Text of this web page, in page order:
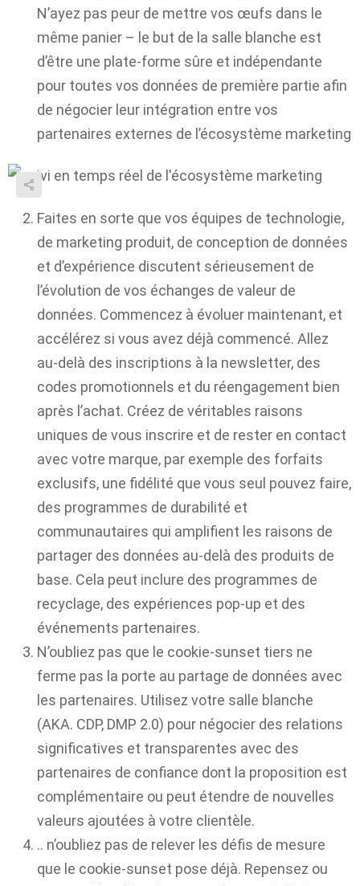
N’ayez pas peur de mettre vos œufs dans le
même panier – le but de la salle blanche est
d’être une plate-forme sûre et indépendante
pour toutes vos données de première partie afin
de négocier leur intégration entre vos
partenaires externes de l’écosystème marketing
Faites en sorte que vos équipes de technologie,
de marketing produit, de conception de données
et d’expérience discutent sérieusement de
l’évolution de vos échanges de valeur de
données. Commencez à évoluer maintenant, et
accélérez si vous avez déjà commencé. Allez
au-delà des inscriptions à la newsletter, des
codes promotionnels et du réengagement bien
après l’achat. Créez de véritables raisons
uniques de vous inscrire et de rester en contact
avec votre marque, par exemple des forfaits
exclusifs, une fidélité que vous seul pouvez faire,
des programmes de durabilité et
communautaires qui amplifient les raisons de
partager des données au-delà des produits de
base. Cela peut inclure des programmes de
recyclage, des expériences pop-up et des
événements partenaires.
N’oubliez pas que le cookie-sunset tiers ne
ferme pas la porte au partage de données avec
les partenaires. Utilisez votre salle blanche
(AKA. CDP, DMP 2.0) pour négocier des relations
significatives et transparentes avec des
partenaires de confiance dont la proposition est
complémentaire ou peut étendre de nouvelles
valeurs ajoutées à votre clientèle.
.. n’oubliez pas de relever les défis de mesure
que le cookie-sunset pose déjà. Repensez ou